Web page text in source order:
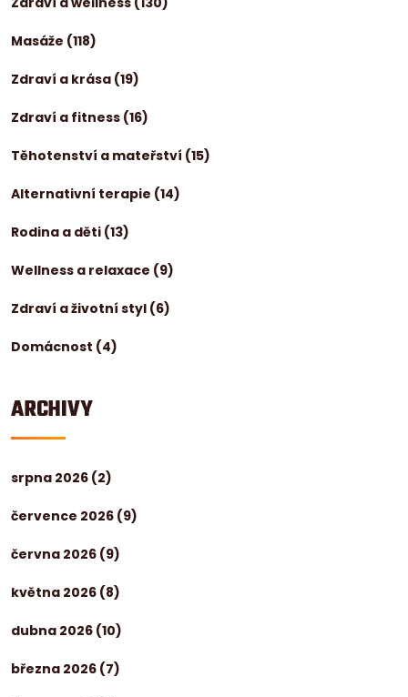
Masáže (118)
Zdraví a krása (19)
Zdraví a fitness (16)
Těhotenství a mateřství (15)
Alternativní terapie (14)
Rodina a děti (13)
Wellness a relaxace (9)
Zdraví a životní styl (6)
Domácnost (4)
ARCHIVY
srpna 2026 (2)
července 2026 (9)
června 2026 (9)
května 2026 (8)
dubna 2026 (10)
března 2026 (7)